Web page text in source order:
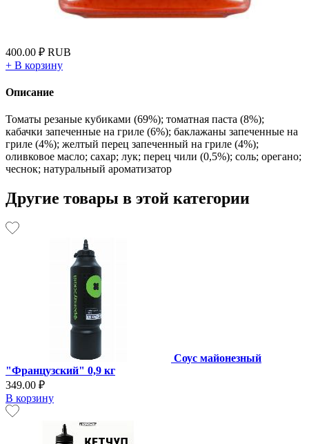
400.00 ₽ RUB
+ В корзину
Описание
Томаты резаные кубиками (69%); томатная паста (8%);
кабачки запеченные на гриле (6%); баклажаны запеченные на
гриле (4%); желтый перец запеченный на гриле (4%);
оливковое масло; сахар; лук; перец чили (0,5%); соль; орегано;
чеснок; натуральный ароматизатор
Другие товары в этой категории
Соус майонезный
"Французский" 0,9 кг
349.00 ₽
В корзину